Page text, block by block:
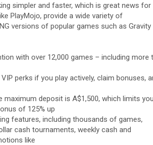
simpler and faster, which is great news for
PlayMojo, provide a wide variety of
versions of popular games such as Gravity
with over 12,000 games – including more
perks if you play actively, claim bonuses,
maximum deposit is A$1,500, which limits you
of 125% up
features, including thousands of games,
cash tournaments, weekly cash and
like